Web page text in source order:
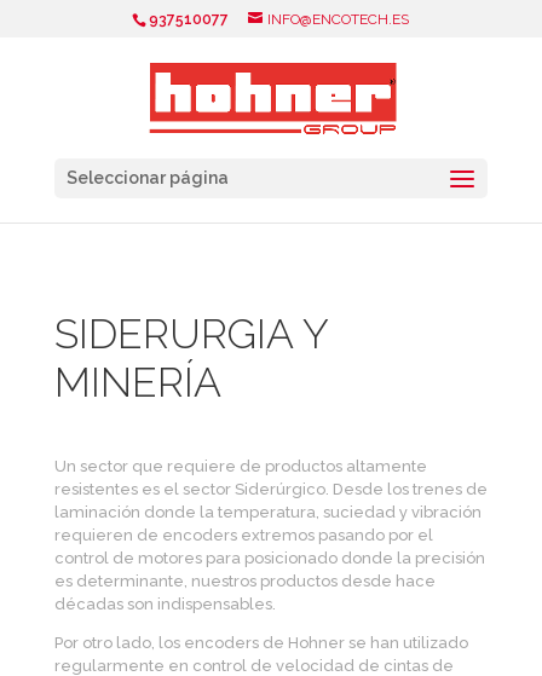
937510077 INFO@ENCOTECH.ES
Seleccionar página
SIDERURGIA Y
MINERÍA
Un sector que requiere de productos altamente
resistentes es el sector Siderúrgico. Desde los trenes de
laminación donde la temperatura, suciedad y vibración
requieren de encoders extremos pasando por el
control de motores para posicionado donde la precisión
es determinante, nuestros productos desde hace
décadas son indispensables.
Por otro lado, los encoders de Hohner se han utilizado
regularmente en control de velocidad de cintas de